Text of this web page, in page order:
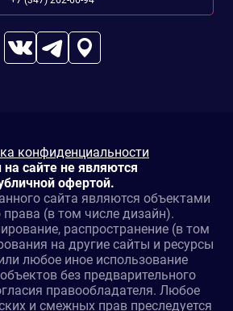
сайте не являются
офертой.
сайта являются объектами
права (в том числе дизайн).
распространение (в том
на другие сайты и ресурсы
любое иное использование
без предварительного
правообладателя. Любое
и смежных прав преследуется
конфиденциальности